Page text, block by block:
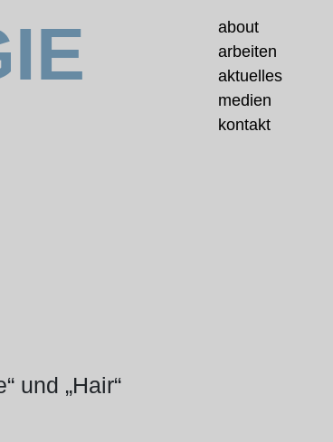
about
arbeiten
aktuelles
medien
kontakt
und „Hair“